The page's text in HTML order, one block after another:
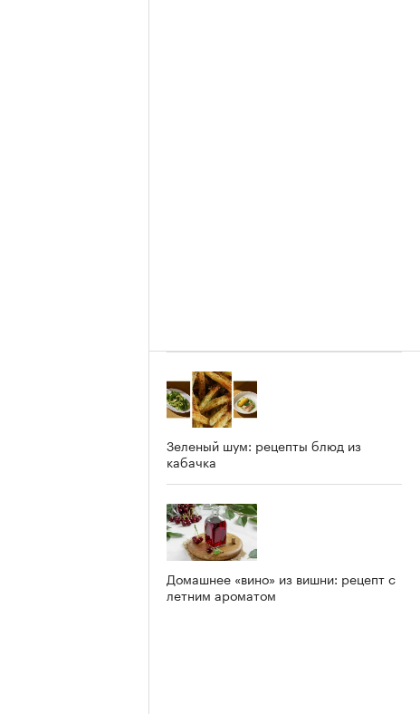
Зеленый шум: рецепты блюд из
кабачка
Домашнее «вино» из вишни: рецепт с
летним ароматом